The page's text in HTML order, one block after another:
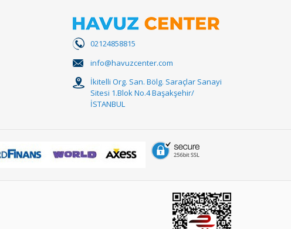
02124858815
info@havuzcenter.com
İkitelli Org. San. Bölg. Saraçlar Sanayi
Sitesi 1.Blok No.4 Başakşehir/
İSTANBUL